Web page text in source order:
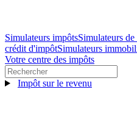
Simulateurs impôtsSimulateurs
crédit d'impôtSimulateurs
Votre centre des impôts
Impôt sur le revenu